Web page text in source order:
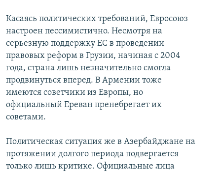
Касаясь политических требований, Евросоюз
настроен пессимистично. Несмотря на
серьезную поддержку ЕС в проведении
правовых реформ в Грузии, начиная с 2004
года, страна лишь незначительно смогла
продвинуться вперед. В Армении тоже
имеются советчики из Европы, но
официальный Ереван пренебрегает их
советами.
Политическая ситуация же в Азербайджане на
протяжении долгого периода подвергается
только лишь критике. Официальные лица